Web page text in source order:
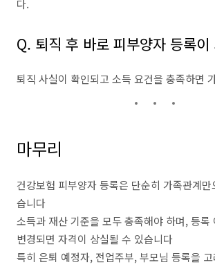
다.
Q. 퇴직 후 바로 피부양자 등록이
퇴직 사실이 확인되고 소득 요건을 충족하면
마무리
건강보험 피부양자 등록은 단순히 가족관계
습니다
소득과 재산 기준을 모두 충족해야 하며, 등록
변경되면 자격이 상실될 수 있습니다
특히 은퇴 예정자, 전업주부, 부모님 등록을